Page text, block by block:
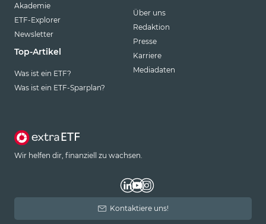
Akademie
ETF-Explorer
Newsletter
Top-Artikel
Was ist ein ETF?
Was ist ein ETF-Sparplan?
Über uns
Redaktion
Presse
Karriere
Mediadaten
Wir helfen dir, finanziell zu wachsen.
Kontaktiere uns!